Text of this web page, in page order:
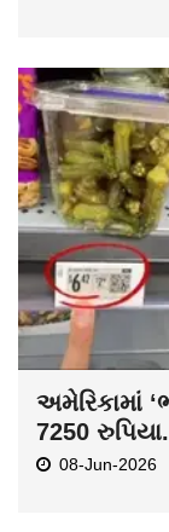
અમેરિકામાં
7250
08-Jun-2026